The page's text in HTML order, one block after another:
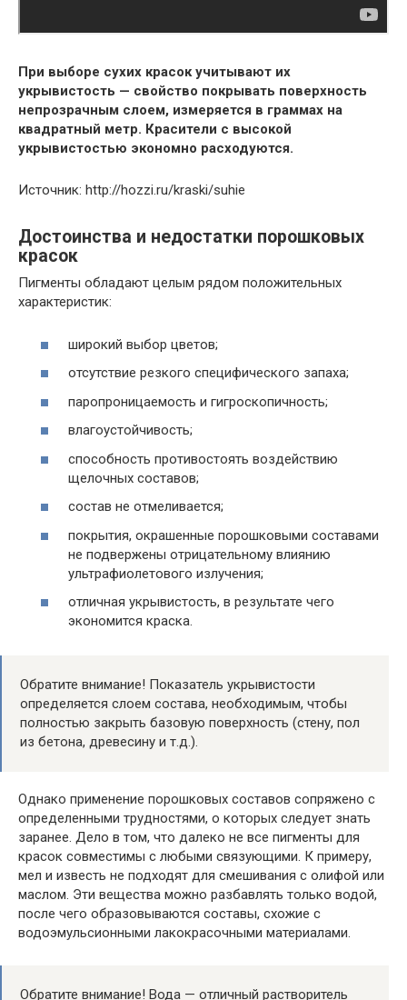
При выборе сухих красок учитывают их
укрывистость — свойство покрывать поверхность
непрозрачным слоем, измеряется в граммах на
квадратный метр. Красители с высокой
укрывистостью экономно расходуются.
Источник: http://hozzi.ru/kraski/suhie
Достоинства и недостатки порошковых
красок
Пигменты обладают целым рядом положительных
характеристик:
широкий выбор цветов;
отсутствие резкого специфического запаха;
паропроницаемость и гигроскопичность;
влагоустойчивость;
способность противостоять воздействию
щелочных составов;
состав не отмеливается;
покрытия, окрашенные порошковыми составами
не подвержены отрицательному влиянию
ультрафиолетового излучения;
отличная укрывистость, в результате чего
экономится краска.
Обратите внимание! Показатель укрывистости
определяется слоем состава, необходимым, чтобы
полностью закрыть базовую поверхность (стену, пол
из бетона, древесину и т.д.).
Однако применение порошковых составов сопряжено с
определенными трудностями, о которых следует знать
заранее. Дело в том, что далеко не все пигменты для
красок совместимы с любыми связующими. К примеру,
мел и известь не подходят для смешивания с олифой или
маслом. Эти вещества можно разбавлять только водой,
после чего образовываются составы, схожие с
водоэмульсионными лакокрасочными материалами.
Обратите внимание! Вода — отличный растворитель